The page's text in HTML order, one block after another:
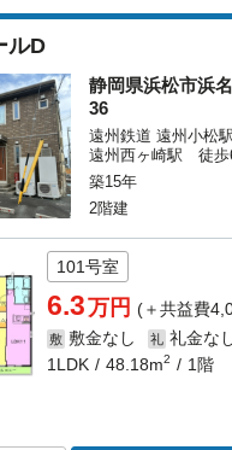
ルD
静岡県浜松市浜
36
遠州鉄道 遠州小松
遠州西ヶ崎駅 徒歩
築15年
2階建
101号室
6.3万円(＋共益費
敷 敷金なし 礼 礼金な
1LDK
48.18m2 1階